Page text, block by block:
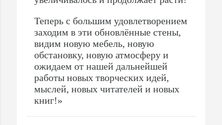
Теперь с большим удовлетворением
заходим в эти обновлённые стены,
видим новую мебель, новую
обстановку, новую атмосферу и
ожидаем от нашей дальнейшей
работы новых творческих идей,
мыслей, новых читателей и новых
книг!»